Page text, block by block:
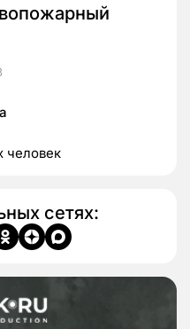
человек
сетях: